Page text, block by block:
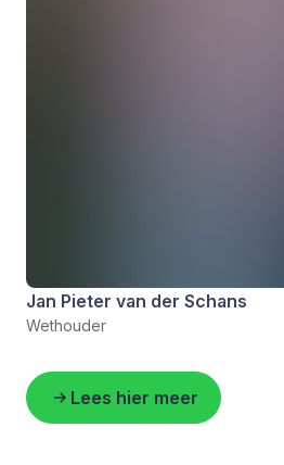
Jan Pieter van der Schans
Wethouder
Lees hier meer